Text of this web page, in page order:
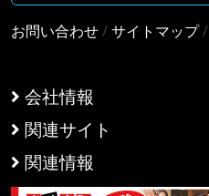
会社情報
関連サイト
関連情報
お問い合わせ/サイトマップ/